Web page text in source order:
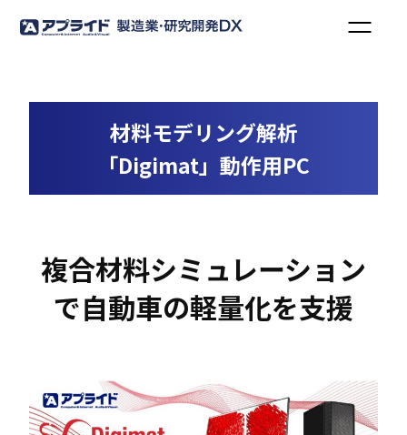
材料モデリング解析
「Digimat」動作用PC
複合材料シミュレーション
で自動車の軽量化を支援